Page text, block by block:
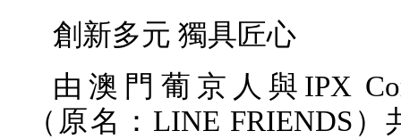
創新多元 獨具匠心
由澳門葡京人與 IPX
（原名： LINE FRIENDS ）